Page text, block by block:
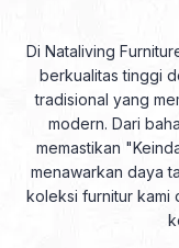
Di Nataliving
berkualitas tinggi
tradisional yang
modern. Dari
memastikan
menawarkan daya
koleksi furnitur kami